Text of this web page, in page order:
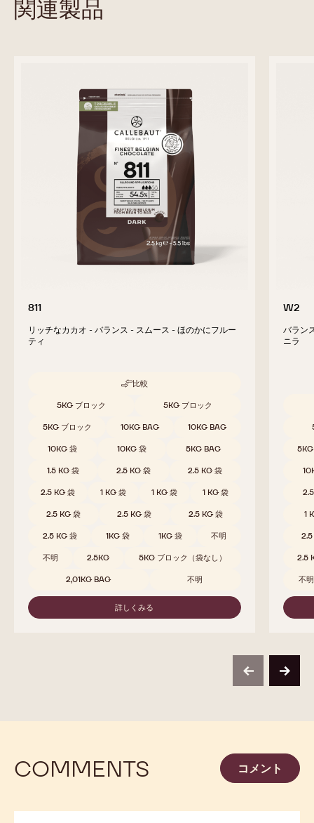
関連製品
811
リッチなカカオ - バランス - スムース - ほのかにフルー
ティ
比較
-
取扱サイズ5KG ブロック 5KG ブロック
5KG ブロック 10KG BAG 10KG BAG
10KG 袋 10KG 袋 5KG BAG
1.5 KG 袋 2.5 KG 袋 2.5 KG 袋
2.5 KG 袋 1 KG 袋 1 KG 袋 1 KG 袋
2.5 KG 袋 2.5 KG 袋 2.5 KG 袋
2.5 KG 袋 1KG 袋 1KG 袋 不明
不明 2.5KG 5KG ブロック（袋なし）
2,01KG BAG 不明
詳しくみる
-
W2
バラン
ニラ
取扱
1
2.5
2.5
不明
previousnext
COMMENTS コメント